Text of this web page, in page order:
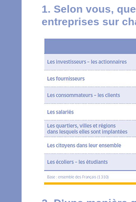
1. Selon vous,
entreprises sur